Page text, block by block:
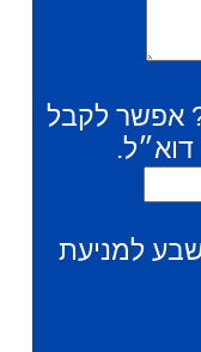
אפשר לקבל
למניעת